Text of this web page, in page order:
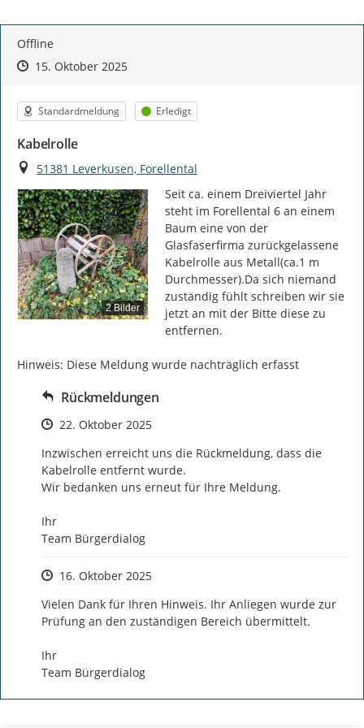
Offline
Zeitpunkt des Erstellens
Zeitpunkt des Erstellens
15. Oktober 2025Zur Äußerung
Kategorie
Standardmeldung Status
Erledigt
Kabelrolle
Ort
51381 Leverkusen, Forellental
2 Bilder
Seit ca. einem Dreiviertel Jahr
steht im Forellental 6 an einem
Baum eine von der
Glasfaserfirma zurückgelassene
Kabelrolle aus Metall(ca.1 m
Durchmesser).Da sich niemand
zuständig fühlt schreiben wir sie
jetzt an mit der Bitte diese zu
entfernen.
Hinweis: Diese Meldung wurde nachträglich erfasst
Rückmeldungen
Zeitpunkt des Erstellens
22. Oktober 2025
Inzwischen erreicht uns die Rückmeldung, dass die
Kabelrolle entfernt wurde.
Wir bedanken uns erneut für Ihre Meldung.
Ihr
Team Bürgerdialog
Zeitpunkt des Erstellens
16. Oktober 2025
Vielen Dank für Ihren Hinweis. Ihr Anliegen wurde zur
Prüfung an den zuständigen Bereich übermittelt.
Ihr
Team Bürgerdialog